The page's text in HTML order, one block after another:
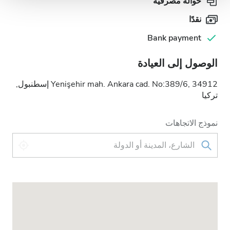
نقدًا
Bank payment
الوصول إلى العيادة
Yenişehir mah. Ankara cad. No:389/6, 34912 إسطنبول,
تركيا
نموذج الاتجاهات